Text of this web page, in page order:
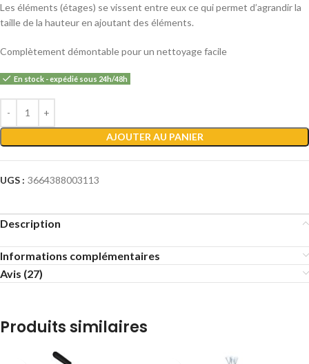
Les éléments (étages) se vissent entre eux ce qui permet d’agrandir la
taille de la hauteur en ajoutant des éléments.
Complètement démontable pour un nettoyage facile
En stock - expédié sous 24h/48h
AJOUTER AU PANIER
UGS : 3664388003113
Description
Informations complémentaires
Avis (27)
Produits similaires